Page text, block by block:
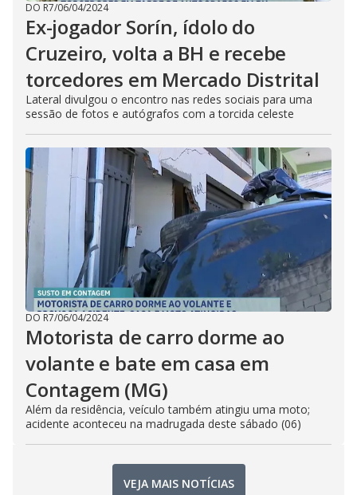
DO R7/06/04/2024
Ex-jogador Sorín, ídolo do
Cruzeiro, volta a BH e recebe
torcedores em Mercado Distrital
Lateral divulgou o encontro nas redes sociais para uma
sessão de fotos e autógrafos com a torcida celeste
DO R7/06/04/2024
Motorista de carro dorme ao
volante e bate em casa em
Contagem (MG)
Além da residência, veículo também atingiu uma moto;
acidente aconteceu na madrugada deste sábado (06)
VEJA MAIS NOTÍCIAS